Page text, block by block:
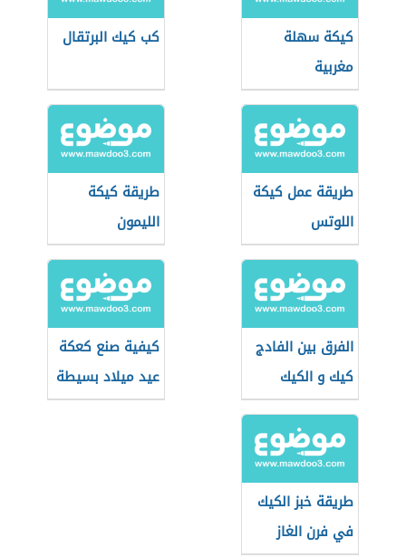
كيكة سهلة
مغربية
كب كيك البرتقال
طريقة عمل كيكة
اللوتس
طريقة كيكة
الليمون
الفرق بين الفادج
كيك و الكيك
العادي
كيفية صنع كعكة
عيد ميلاد بسيطة
طريقة خبز الكيك
في فرن الغاز